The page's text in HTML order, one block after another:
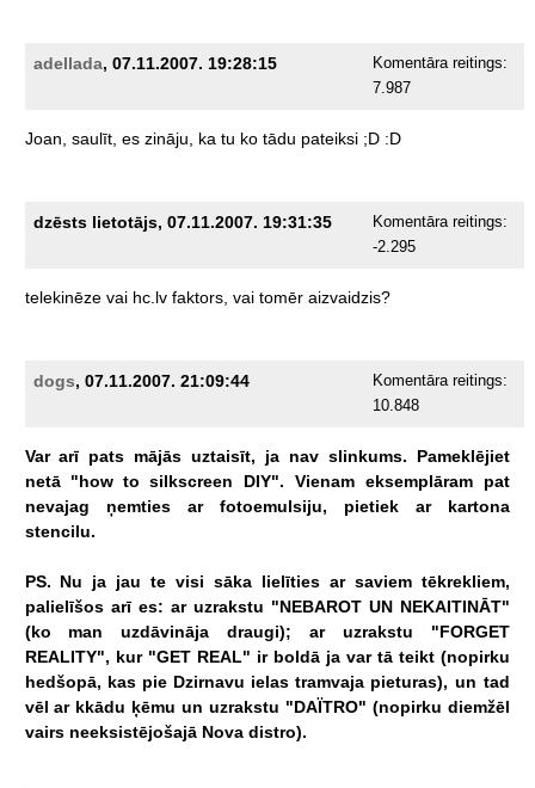
adellada, 07.11.2007. 19:28:15
Komentāra reitings:
7.987
Joan, saulīt, es zināju, ka tu ko tādu pateiksi ;D :D
dzēsts lietotājs, 07.11.2007. 19:31:35
Komentāra reitings:
-2.295
telekinēze vai hc.lv faktors, vai tomēr aizvaidzis?
dogs, 07.11.2007. 21:09:44
Komentāra reitings:
10.848
Var arī pats mājās uztaisīt, ja nav slinkums.
Pameklējiet
netā "how to silkscreen DIY". Vienam eksemplāram
pat
nevajag
ņemties ar fotoemulsiju, pietiek ar
kartona
stencilu.
PS. Nu ja jau te visi sāka lielīties ar saviem tēkrekliem,
palielīšos arī es: ar uzrakstu "NEBAROT UN NEKAITINĀT"
(ko
man uzdāvināja draugi); ar uzrakstu
"FORGET
REALITY", kur "GET REAL" ir boldā ja var tā teikt (nopirku
hedšopā, kas pie Dzirnavu ielas tramvaja pieturas), un tad
vēl ar kkādu ķēmu un uzrakstu "DAÏTRO" (nopirku diemžēl
vairs neeksistējošajā Nova distro).